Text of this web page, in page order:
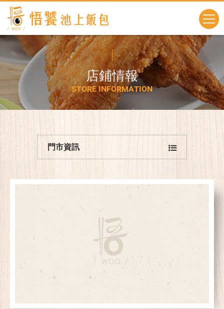
店鋪情報
STORE INFORMATION
門市資訊